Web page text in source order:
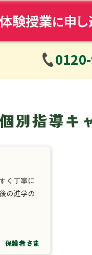
験授業に申
個別指導キ
く丁寧に
の進学の
護者さま